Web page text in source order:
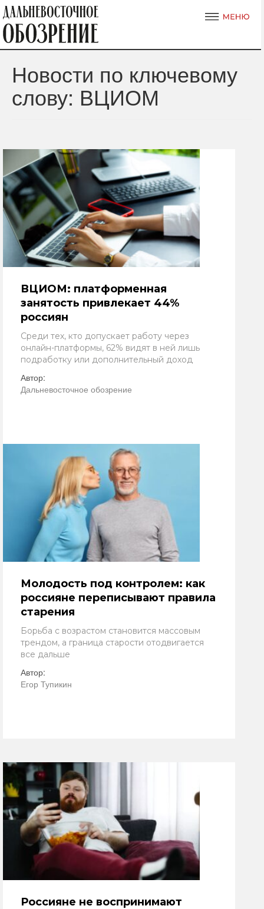
Новости по ключевому
слову: ВЦИОМ
ВЦИОМ: платформенная
занятость привлекает 44%
россиян
Среди тех, кто допускает работу через
онлайн-платформы, 62% видят в ней лишь
подработку или дополнительный доход
Автор:
Дальневосточное обозрение
Молодость под контролем: как
россияне переписывают правила
старения
Борьба с возрастом становится массовым
трендом, а граница старости отодвигается
все дальше
Автор:
Егор Тупикин
Россияне не воспринимают